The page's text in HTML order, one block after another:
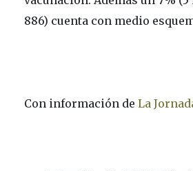
886) cuenta con medio
Con información de La